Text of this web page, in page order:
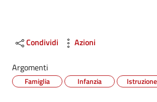
Condividi Azioni
Argomenti
Famiglia Infanzia Istruzione